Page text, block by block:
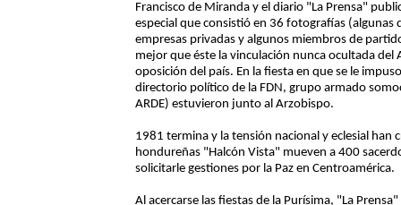
Francisco de Miranda y el diario "La Prensa"
especial que consistió en 36 fotografías
empresas privadas y algunos miembros de
mejor que éste la vinculación nunca ocultada del
oposición del país. En la fiesta en que se le
directorio político de la FDN, grupo armado
ARDE) estuvieron junto al Arzobispo.
1981 termina y la tensión nacional y eclesial
hondureñas "Halcón Vista" mueven a 400
solicitarle gestiones por la Paz en Centroamérica.
Al acercarse las fiestas de la Purísima, "La